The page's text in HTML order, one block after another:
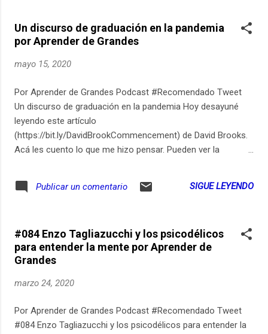
Un discurso de graduación en la pandemia
por Aprender de Grandes
mayo 15, 2020
Por Aprender de Grandes Podcast #Recomendado Tweet
Un discurso de graduación en la pandemia Hoy desayuné
leyendo este artículo
(https://bit.ly/DavidBrookCommencement) de David Brooks.
Acá les cuento lo que me hizo pensar. Pueden ver la
Publicar un comentario SIGUE LEYENDO
#084 Enzo Tagliazucchi y los psicodélicos
para entender la mente por Aprender de
Grandes
marzo 24, 2020
Por Aprender de Grandes Podcast #Recomendado Tweet
#084 Enzo Tagliazucchi y los psicodélicos para entender la